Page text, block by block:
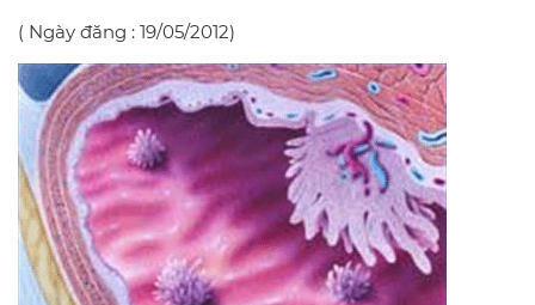
( Ngày đăng : 19/05/2012)